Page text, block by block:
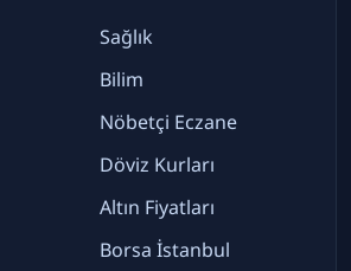
Sağlık
Bilim
Nöbetçi Eczane
Döviz Kurları
Altın Fiyatları
Borsa İstanbul